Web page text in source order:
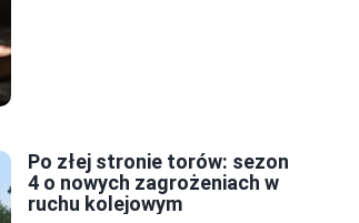
Po złej stronie torów: sezon
4 o nowych zagrożeniach w
ruchu kolejowym